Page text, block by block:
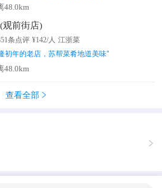
48.0km
观前街店)
条点评 ¥142/人 江浙菜
初年的老店，苏帮菜肴地道美味"
48.0km
查看全部 
